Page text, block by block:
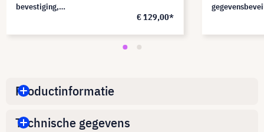
bevestiging,
€ 129,00*
Productinformatie
Technische gegevens